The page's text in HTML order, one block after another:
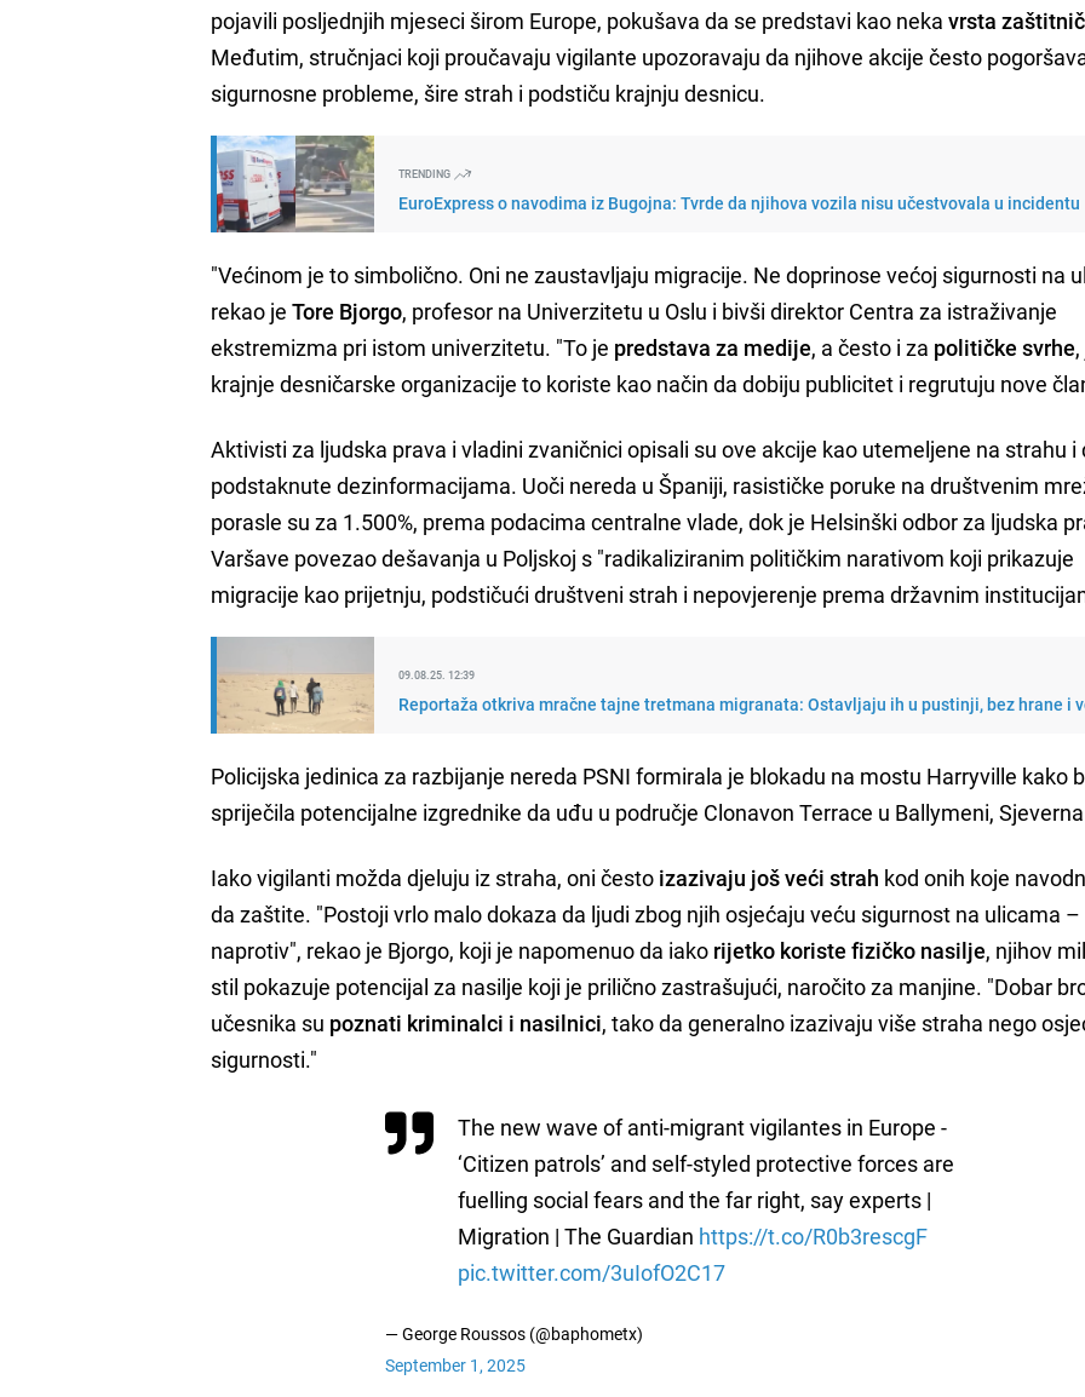
pojavili posljednjih mjeseci širom Europe, pokušava da se predstavi kao nekavrsta
Međutim, stručnjaci koji proučavaju vigilante upozoravaju da njihove akcije često
sigurnosne probleme, šire strah i podstiču krajnju desnicu.
TRENDING
EuroExpress o navodima iz Bugojna: Tvrde da njihova vozila nisu učestvovala u incidentu
"Većinom je to simbolično. Oni ne zaustavljaju migracije. Ne doprinose većoj sigurnosti na
rekao jeTore Bjorgo, profesor na Univerzitetu u Oslu i bivši direktor Centra za istraživanje
ekstremizma pri istom univerzitetu. "To je predstava za medije, a često i za političke svrhe
krajnje desničarske organizacije to koriste kao način da dobiju publicitet i regrutuju nove
Aktivisti za ljudska prava i vladini zvaničnici opisali su ove akcije kao utemeljene na strahu i
podstaknute dezinformacijama. Uoči nereda u Španiji, rasističke poruke na društvenim
porasle su za 1.500%, prema podacima centralne vlade, dok je Helsinški odbor za ljudska
Varšave povezao dešavanja u Poljskoj s "radikaliziranim političkim narativom koji prikazuje
migracije kao prijetnju, podstičući društveni strah i nepovjerenje prema državnim
09.08.25. 12:39
Reportaža otkriva mračne tajne tretmana migranata: Ostavljaju ih u pustinji, bez hrane i
Policijska jedinica za razbijanje nereda PSNI formirala je blokadu na mostu Harryville kako
spriječila potencijalne izgrednike da uđu u područje Clonavon Terrace u Ballymeni,
Iako vigilanti možda djeluju iz straha, oni često izazivaju još veći strah kod onih koje
da zaštite. "Postoji vrlo malo dokaza da ljudi zbog njih osjećaju veću sigurnost na ulicama –
naprotiv", rekao je Bjorgo, koji je napomenuo da iako rijetko koriste fizičko nasilje, njihov
stil pokazuje potencijal za nasilje koji je prilično zastrašujući, naročito za manjine. "Dobar
učesnika su poznati kriminalci i nasilnici, tako da generalno izazivaju više straha nego
sigurnosti."
The new wave of anti-migrant vigilantes in Europe -
‘Citizen patrols’ and self-styled protective forces are
fuelling social fears and the far right, say experts |
Migration | The Guardian https://t.co/R0b3rescgF
pic.twitter.com/3uIofO2C17
— George Roussos (@baphometx)
September 1, 2025